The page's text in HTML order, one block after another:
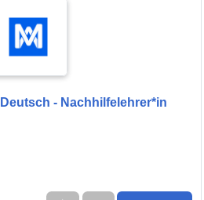
- Nachhilfelehrer*in